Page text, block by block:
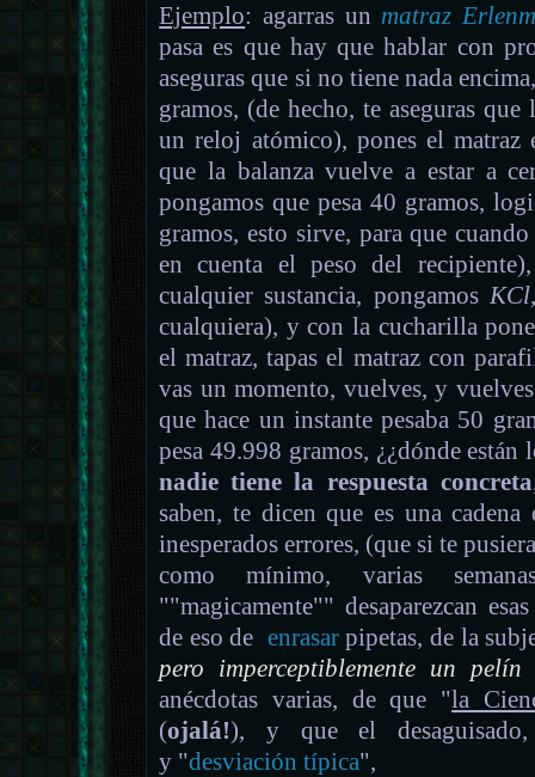
Ejemplo: agarras un matraz
pasa es que hay que hablar con
aseguras que si no tiene nada
gramos, (de hecho, te aseguras
un reloj atómico), pones el
que la balanza vuelve a estar a
pongamos que pesa 40 gramos,
gramos, esto sirve, para que
en cuenta el peso del
cualquier sustancia, pongamos KCl
cualquiera), y con la cucharilla
el matraz, tapas el matraz con
vas un momento, vuelves, y
que hace un instante pesaba 50
pesa 49.998 gramos, ¿¿dónde
nadie tiene la respuesta concreta
saben, te dicen que es una
inesperados errores, (que si te
como mínimo, varias
""magicamente"" desaparezcan
de eso de enrasarpipetas, de la
pero imperceptiblemente un
anécdotas varias, de que "la
(ojalá!), y que el desaguisado,
y "desviación típica",